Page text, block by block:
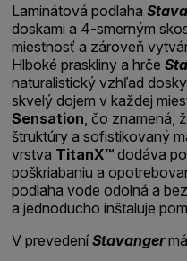
Laminátová podlaha
doskami a 4-smerným
miestnosť a zároveň
Hlboké praskliny a hrče
naturalistický vzhľad
skvelý dojem v každej
Sensation , čo znamená,
štruktúry a sofistikovaný
vrstva TitanX™ dodáva
poškriabaniu a
podlaha vode odolná a
a jednoducho inštaluje
V prevedeníStavanger